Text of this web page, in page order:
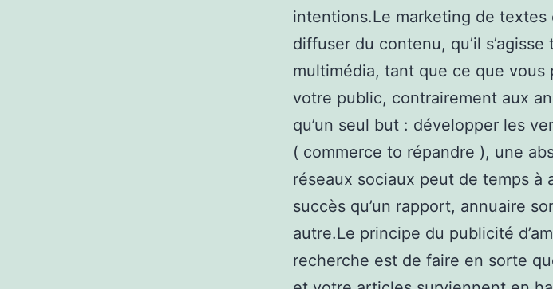
intentions.Le marketing de
diffuser du contenu, qu’il
multimédia, tant que ce que
votre public, contrairement aux
qu’un seul but : développer les
( commerce to répandre ), une
réseaux sociaux peut de temps à
succès qu’un rapport, annuaire
autre.Le principe du publicité
recherche est de faire en sorte